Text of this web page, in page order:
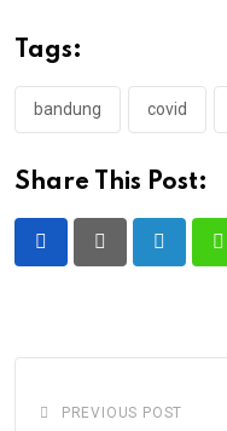
Tags:
bandung covid
Share This Post:
LinkedIn
PREVIOUS POST